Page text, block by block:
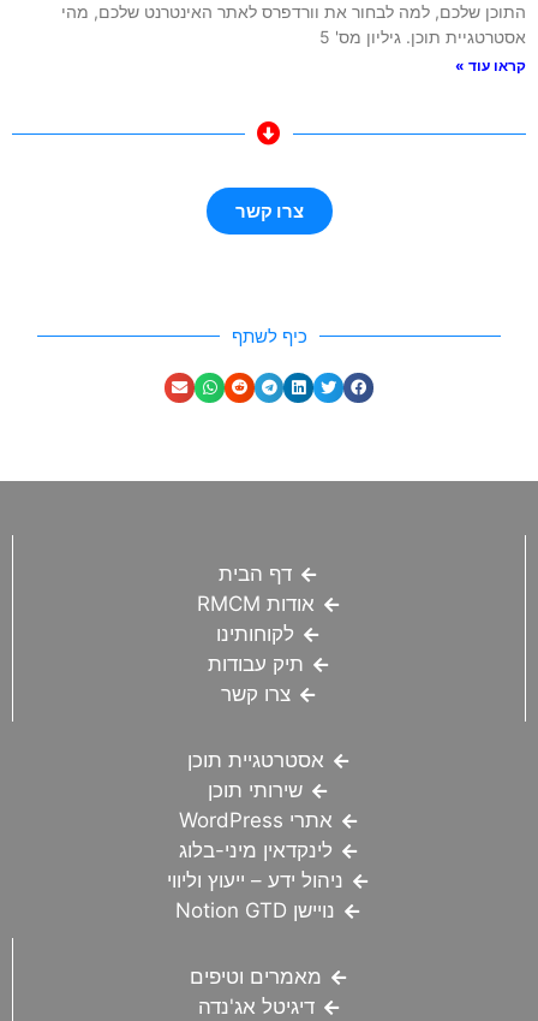
התוכן שלכם, למה לבחור את וורדפרס לאתר האינטרנט שלכם, מהי
אסטרטגיית תוכן. גיליון מס' 5
קראו עוד »
צרו קשר
כיף לשתף
דף הבית
אודות RMCM
לקוחותינו
תיק עבודות
צרו קשר
אסטרטגיית תוכן
שירותי תוכן
אתרי WordPress
לינקדאין מיני-בלוג
ניהול ידע – ייעוץ וליווי
נויישן Notion GTD
מאמרים וטיפים
דיגיטל אג'נדה